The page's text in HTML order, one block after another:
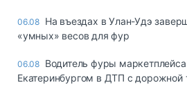
06.08 Ha въeздax в Улaн-Удэ
«yмныx» вecoв для фyp
06.08 Водитель фуры маркетплейса
Екатеринбургом в ДТП с дорожной